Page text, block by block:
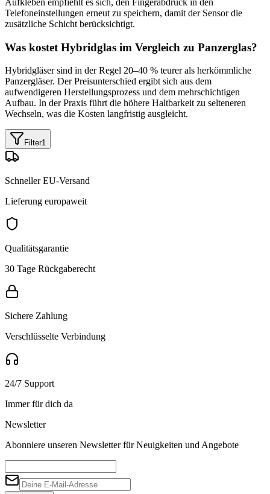
Aufkleben empfiehlt es sich, den Fingerabdruck in den
Telefoneinstellungen erneut zu speichern, damit der Sensor die
zusätzliche Schicht berücksichtigt.
Was kostet Hybridglas im Vergleich zu Panzerglas?
Hybridgläser sind in der Regel 20–40 % teurer als herkömmliche
Panzergläser. Der Preisunterschied ergibt sich aus dem
aufwendigeren Herstellungsprozess und dem mehrschichtigen
Aufbau. In der Praxis führt die höhere Haltbarkeit zu selteneren
Wechseln, was die Kosten langfristig ausgleicht.
Filter1
Schneller EU-Versand
Lieferung europaweit
Qualitätsgarantie
30 Tage Rückgaberecht
Sichere Zahlung
Verschlüsselte Verbindung
24/7 Support
Immer für dich da
Newsletter
Abonniere unseren Newsletter für Neuigkeiten und Angebote